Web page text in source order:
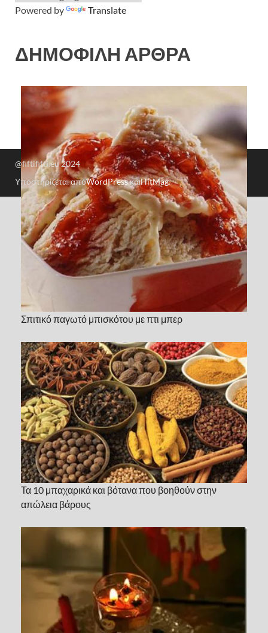
Powered by Translate
ΔΗΜΟΦΙΛΗ ΑΡΘΡΑ
Σπιτικό παγωτό μπισκότου με πτι μπερ
Τα 10 μπαχαρικά και βότανα που βοηθούν στην
απώλεια βάρους
@fiftififti.eu 2024
Υποστηρίζεται απόWordPressκαιHitMag.